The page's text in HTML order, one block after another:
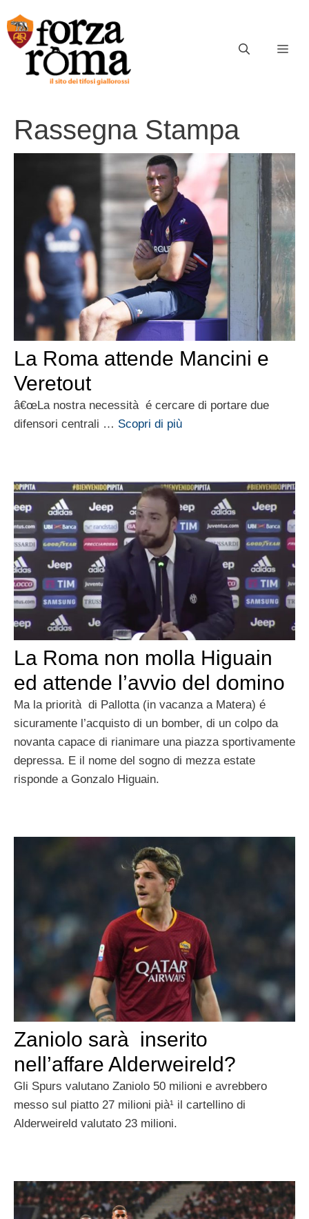
al
contenuto
Rassegna Stampa
La Roma attende Mancini e
Veretout
â€œLa nostra necessità é cercare di portare due
difensori centrali … Scopri di più
La Roma non molla Higuain
ed attende l’avvio del domino
Ma la priorità di Pallotta (in vacanza a Matera) é
sicuramente l’acquisto di un bomber, di un colpo da
novanta capace di rianimare una piazza sportivamente
depressa. E il nome del sogno di mezza estate
risponde a Gonzalo Higuain.
Zaniolo sarà inserito
nell’affare Alderweireld?
Gli Spurs valutano Zaniolo 50 milioni e avrebbero
messo sul piatto 27 milioni pià¹ il cartellino di
Alderweireld valutato 23 milioni.